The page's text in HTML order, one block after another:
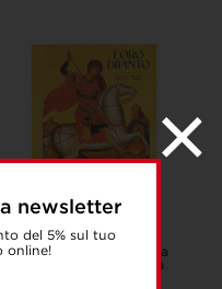
newsletter
del 5% sul tuo
online!dipinto. El Greco e la
tra Creta e Venezia